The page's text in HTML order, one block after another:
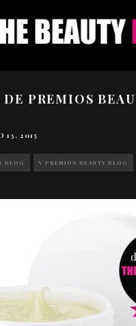
PREMIOS
13, 2015
BLOG V PREMIOS BEAUTY BLOG